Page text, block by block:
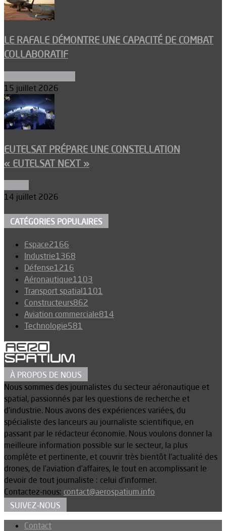
LE RAFALE DÉMONTRE UNE CAPACITÉ DE COMBAT
COLLABORATIF
15 juillet 2026
EUTELSAT PRÉPARE UNE CONSTELLATION
« EUTELSAT NEXT »
14 juillet 2026
CATÉGORIES POPULAIRES
Espace2166
Industrie1368
Défense1216
Aéronautique1103
Transport spatial1101
Constructeurs862
Aviation commerciale814
Technologie581
À PROPOS DE NOUS
Nous sommes des journalistes du secteur aéronautique et
spatial, passionnés par les questions de recherche et
d’industrie. Nous avons des expériences variées, du
spécialiste des lanceurs au journaliste scientifique, en
passant par le rédacteur économie. Nous voulons donner la
meilleure information possible sur le secteur, la plus
complète et pertinente, et couvrir très bientôt l’actualité des
drones, de l’aviation d’affaires, le tout en accomplissant le
devoir de tout journaliste : celui d’informer.
Contactez-nous: contact@aerospatium.info
SUIVEZ-NOUS
Contact